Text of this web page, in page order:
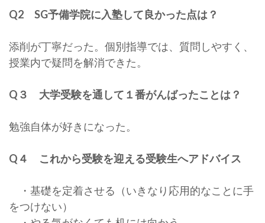
Q2 SG予備学院に入塾して良かった点は？
添削が丁寧だった。個別指導では、質問しやすく、
授業内で疑問を解消できた。
Q３ 大学受験を通して１番がんばったことは？
勉強自体が好きになった。
Q４ これから受験を迎える受験生へアドバイス
・基礎を定着させる（いきなり応用的なことに手
をつけない）